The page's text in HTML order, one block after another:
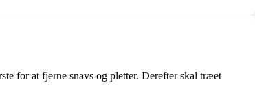
for at fjerne snavs og pletter. Derefter skal træet